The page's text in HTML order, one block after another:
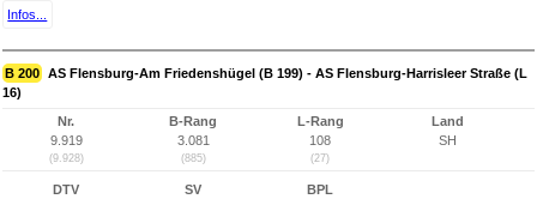
Infos...
B 200 AS Flensburg-Am Friedenshügel (B 199) - AS Flensburg-Harrisleer Straße (L
16)
Nr.
9.919
(9.928)
B-Rang
3.081
(885)
L-Rang
108
(27)
Land
SH
DTV
SV
BPL